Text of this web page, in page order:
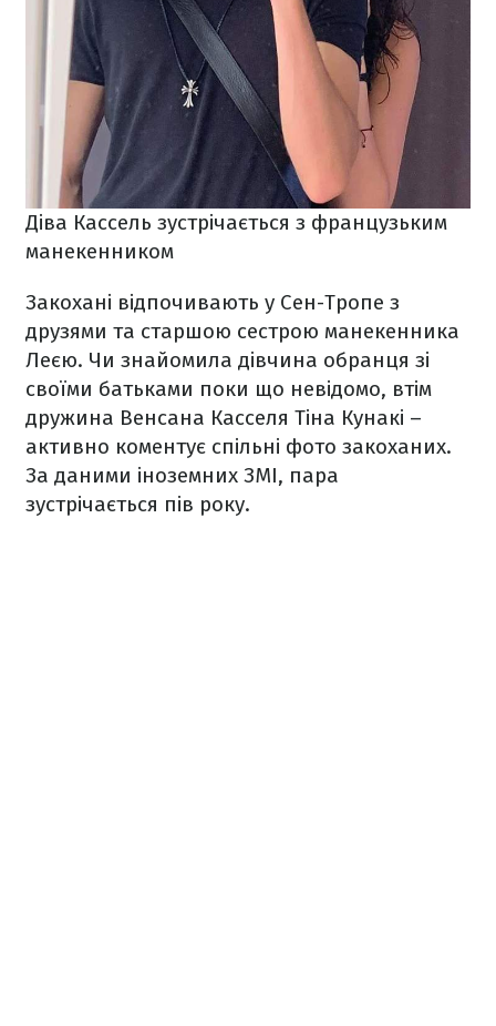
Діва Кассель зустрічається з французьким
манекенником
Закохані відпочивають у Сен-Тропе з
друзями та старшою сестрою манекенника
Леєю. Чи знайомила дівчина обранця зі
своїми батьками поки що невідомо, втім
дружина Венсана Касселя Тіна Кунакі –
активно коментує спільні фото закоханих.
За даними іноземних ЗМІ, пара
зустрічається пів року.